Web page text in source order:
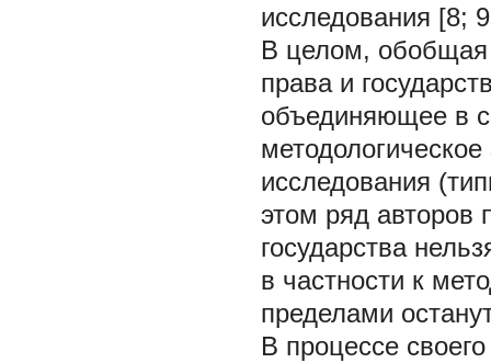
исследования [8;
В целом, обобщая
права и
объединяющее в
исследования
этом ряд авторов
государства
в частности к
пределами
В процессе